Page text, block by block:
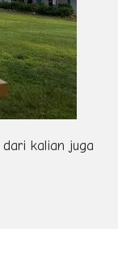
kalian juga